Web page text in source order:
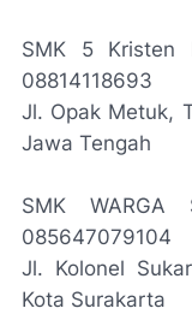
SMK 5 Kristen
08814118693
Jl. Opak Metuk,
Jawa Tengah
SMK WARGA
085647079104
Jl. Kolonel
Kota Surakarta